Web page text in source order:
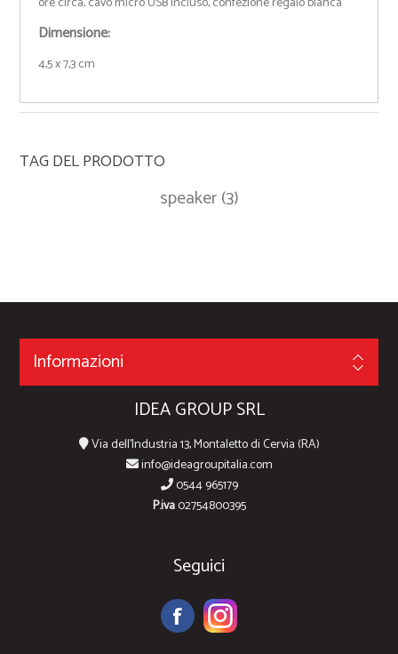
Dimensione:
4,5 x 7,3 cm
TAG DEL PRODOTTO
speaker(3)
Informazioni
IDEA GROUP SRL
Via dell'Industria 13, Montaletto di Cervia (RA)
info@ideagroupitalia.com
0544 965179
P.iva02754800395
Seguici